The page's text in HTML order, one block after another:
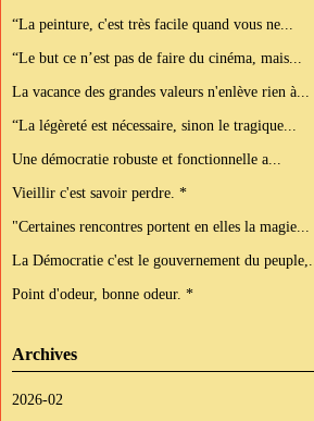
“La peinture, c'est très facile quand vous ne...
“Le but ce n’est pas de faire du cinéma, mais...
La vacance des grandes valeurs n'enlève rien à...
“La légèreté est nécessaire, sinon le tragique...
Une démocratie robuste et fonctionnelle a...
Vieillir c'est savoir perdre. *
"Certaines rencontres portent en elles la magie...
La Démocratie c'est le gouvernement du peuple,...
Point d'odeur, bonne odeur. *
Archives
2026-02